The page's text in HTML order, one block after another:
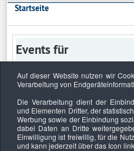
Startseite
Events für
Keine Termine
Auf dieser Website nutzen wir
Verarbeitung von
Die Verarbeitung dient der
und Elementen Dritter, der
Werbung sowie der Einbindung
dabei Daten an Dritte
Einwilligung ist freiwillig, für die
und kann jederzeit über das Icon